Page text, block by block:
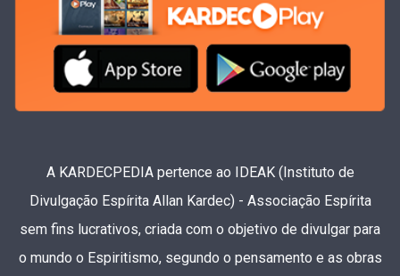
A KARDECPEDIA pertence ao IDEAK (Instituto de
Divulgação Espírita Allan Kardec) - Associação Espírita
sem fins lucrativos, criada com o objetivo de divulgar para
o mundo o Espiritismo, segundo o pensamento e as obras